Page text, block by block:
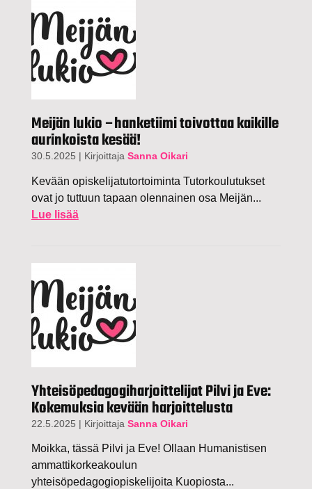
Meijän lukio –hanketiimi toivottaa kaikille
aurinkoista kesää!
30.5.2025 | Kirjoittaja Sanna Oikari
Kevään opiskelijatutortoiminta Tutorkoulutukset
ovat jo tuttuun tapaan olennainen osa Meijän...
Lue lisää
Yhteisöpedagogiharjoittelijat Pilvi ja Eve:
Kokemuksia kevään harjoittelusta
22.5.2025 | Kirjoittaja Sanna Oikari
Moikka, tässä Pilvi ja Eve! Ollaan Humanistisen
ammattikorkeakoulun
yhteisöpedagogiopiskelijoita Kuopiosta...